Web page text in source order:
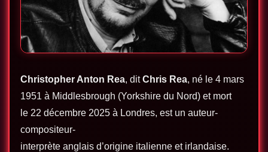
Christopher Anton Rea, ditChris Rea, né le 4 mars
1951 à Middlesbrough (Yorkshire du Nord) et mort
le 22 décembre 2025 à Londres, est un auteur-
compositeur-
interprète anglais d’origine italienne et irlandaise.